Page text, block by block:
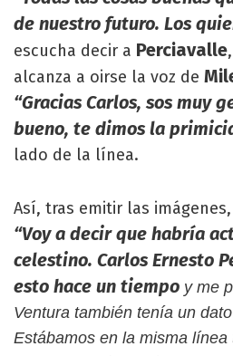
de nuestro futuro. Los
escucha decir a Perciavalle
alcanza a oirse la voz de
“Gracias Carlos, sos muy
bueno, te dimos la
lado de la línea.
Así, tras emitir las imágenes,
“Voy a decir que habría
celestino. Carlos Ernesto
esto hace un tiempo y me
Ventura también tenía un
Estábamos en la misma